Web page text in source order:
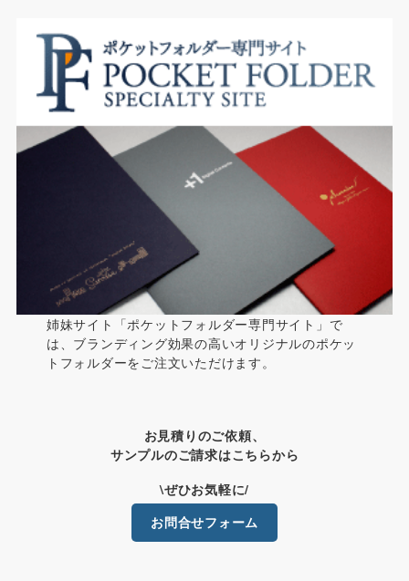
姉妹サイト「ポケットフォルダー専門サイト」で
は、ブランディング効果の高いオリジナルのポケッ
トフォルダーをご注文いただけます。
お見積りのご依頼、
サンプルのご請求はこちらから
\ぜひお気軽に/
お問合せフォーム